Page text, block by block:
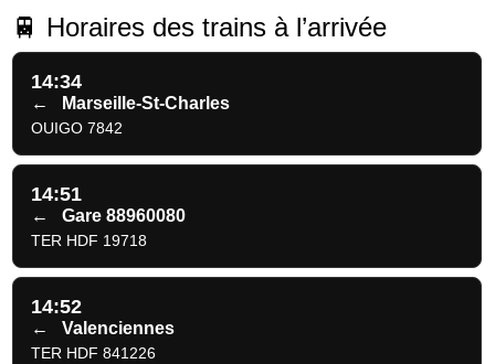
🚆 Horaires des trains à l’arrivée
14:34
← Marseille-St-Charles
OUIGO 7842
14:51
← Gare 88960080
TER HDF 19718
14:52
← Valenciennes
TER HDF 841226